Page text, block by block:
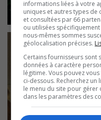
de Louis XIV…
informations liées à votre
uniques et autres types
et consultées par 66
ou utilisées
nous-mêmes sommes
géolocalisation précises.
Certains fournisseurs sont
données à caractère
légitime. Vous pouvez
ci-dessous. Recherchez
le menu du site pour
dans les paramètres des